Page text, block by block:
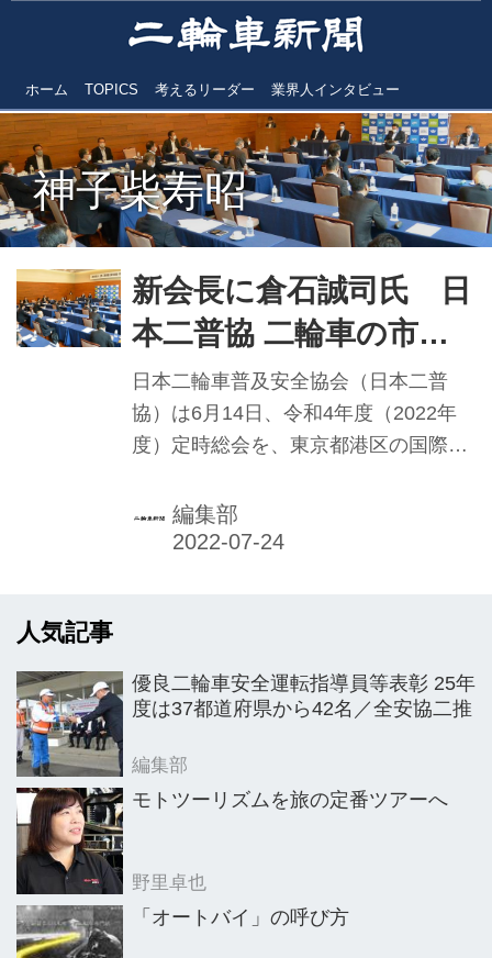
ホーム TOPICS 考えるリーダー 業界人インタビュー
神子柴寿昭
新会長に倉石誠司氏 日
本二普協 二輪車の市場
活性・健全発展へ向け意
欲 令和4年度定時総会
開く
日本二輪車普及安全協会（日本二普
協）は6月14日、令和4年度（2022年
度）定時総会を、東京都港区の国際文
今年も新型コロナウイルス感染症予防
対策徹底のもと、出席者数を必要最小
た議案が承認、可決されたほか、22年
度事業計画／同収支予算の報告が行わ
の後任に倉石誠司氏（本田技研工業取
締役会長）が選任された。 新会長は
だくことは大変光栄なことである。同
時に大...
編集部
人気記事
優良二輪車安全運転指導員等表彰 25年
度は37都道府県から42名／全安協二推
編集部
モトツーリズムを旅の定番ツアーへ
野里卓也
「オートバイ」の呼び方